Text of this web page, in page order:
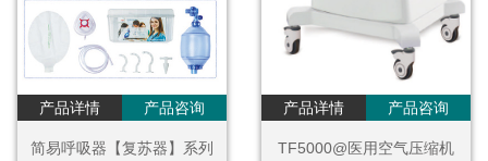
产品详情 产品咨询
简易呼吸器【复苏器】系列
产品详情 产品咨询
TF5000@医用空气压缩机